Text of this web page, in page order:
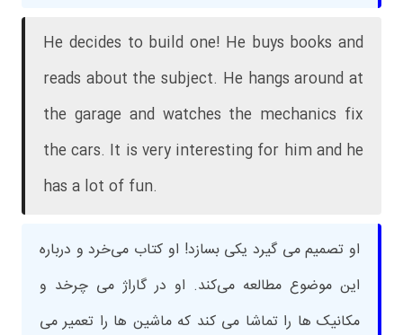
He decides to build one! He buys books and
reads about the subject. He hangs around at
the garage and watches the mechanics fix
the cars. It is very interesting for him and he
has a lot of fun.
او تصمیم می گیرد یکی بسازد! او کتاب می‌خرد و درباره
این موضوع مطالعه می‌کند. او در گاراژ می چرخد و
مکانیک ها را تماشا می کند که ماشین ها را تعمیر می